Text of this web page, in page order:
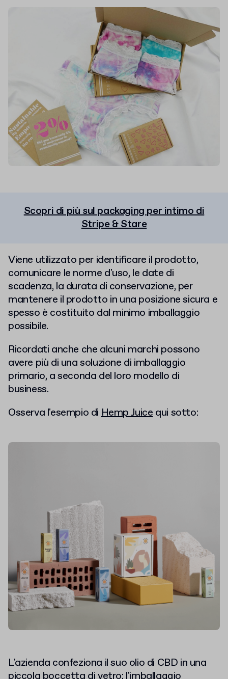
Scopri di più sul packaging per intimo di
Stripe & Stare
Viene utilizzato per identificare il prodotto,
comunicare le norme d'uso, le date di
scadenza, la durata di conservazione, per
mantenere il prodotto in una posizione sicura e
spesso è costituito dal minimo imballaggio
possibile.
Ricordati anche che alcuni marchi possono
avere più di una soluzione di imballaggio
primario, a seconda del loro modello di
business.
Osserva l'esempio diHemp Juicequi sotto:
L'azienda confeziona il suo olio di CBD in una